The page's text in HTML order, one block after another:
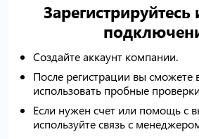
Зарегистрируйтесь
Создайте аккаунт компании.
После регистрации вы сможете
использовать пробные
Если нужен счет или помощь с
используйте связь с